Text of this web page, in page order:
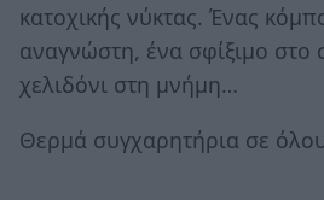
κατοχικής νύκτας. Ένας
αναγνώστη, ένα σφίξιμο στο
χελιδόνι στη μνήμη…
Θερμά συγχαρητήρια σε